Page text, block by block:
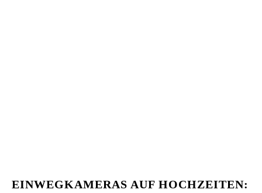
EINWEGKAMERAS AUF HOCHZEITEN: